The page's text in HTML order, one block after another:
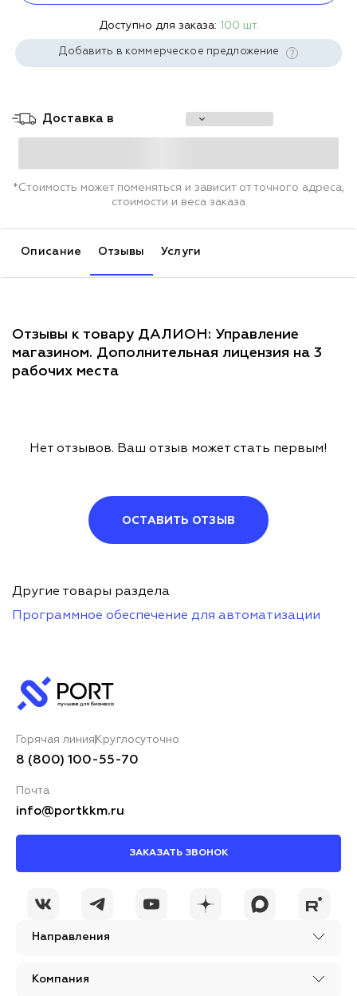
Доступно для заказа: 100 шт.
Добавить в коммерческое предложение
Доставка в
*Стоимость может поменяться и зависит от точного адреса,
стоимости и веса заказа
Описание Отзывы Услуги
Отзывы к товару ДАЛИОН: Управление
магазином. Дополнительная лицензия на 3
рабочих места
Нет отзывов. Ваш отзыв может стать первым!
ОСТАВИТЬ ОТЗЫВ
Другие товары раздела
Программное обеспечение для автоматизации
Направления
Компания
Горячая линия Круглосуточно
8 (800) 100-55-70
Почта
info@portkkm.ru
ЗАКАЗАТЬ ЗВОНОК